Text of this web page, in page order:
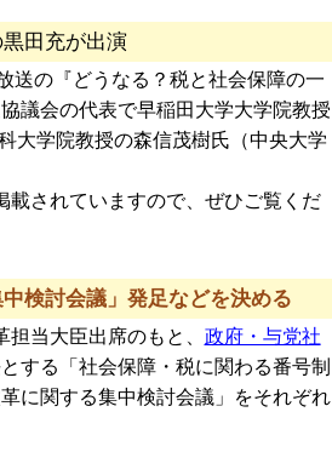
田充が出演
送の『どうなる？税と社会保障の一
議会の代表で早稲田大学大学院教授
大学院教授の森信茂樹氏（中央大学
されていますので、ぜひご覧くだ
検討会議」発足などを決める
当大臣出席のもと、 政府・与党社
する「社会保障・税に関わる番号制
に関する集中検討会議」をそれぞれ